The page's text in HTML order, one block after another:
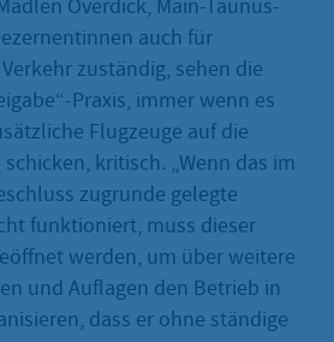
Overdick, Main-Taunus-
auch für
zuständig, sehen die
Praxis, immer wenn es
Flugzeuge auf die
kritisch. „Wenn das im
zugrunde gelegte
funktioniert, muss dieser
werden, um über weitere
und Auflagen den Betrieb in
dass er ohne ständige